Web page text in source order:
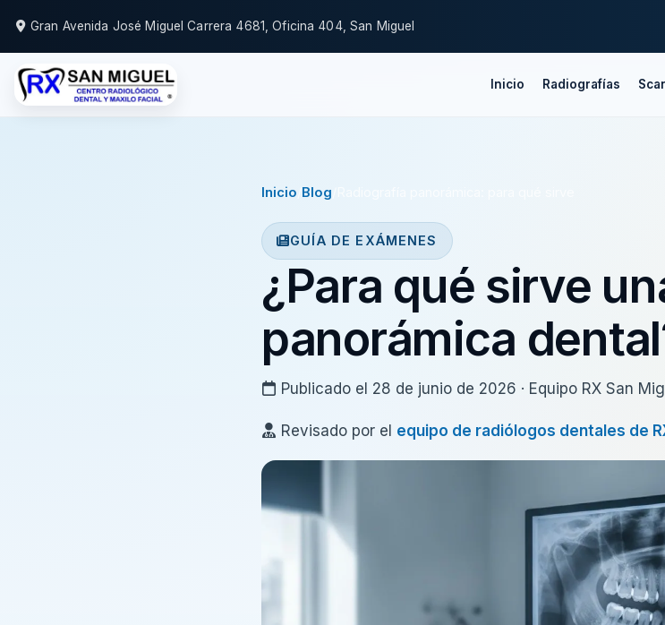
Gran Avenida José Miguel Carrera 4681, Oficina 404, San Miguel
Inicio Radiografías
Inicio Blog
GUÍA DE EXÁMENES
¿Para qué sirve
panorámica
Publicado el 28 de junio de 2026 · Equipo RX San
Revisado por el equipo de radiólogos dentales de